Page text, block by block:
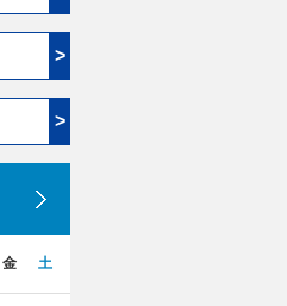
>
>
金 土